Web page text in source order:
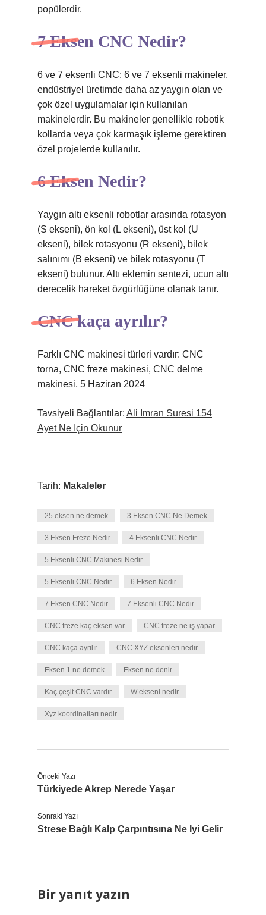
popülerdir.
7 Eksen CNC Nedir?
6 ve 7 eksenli CNC: 6 ve 7 eksenli makineler,
endüstriyel üretimde daha az yaygın olan ve
çok özel uygulamalar için kullanılan
makinelerdir. Bu makineler genellikle robotik
kollarda veya çok karmaşık işleme gerektiren
özel projelerde kullanılır.
6 Eksen Nedir?
Yaygın altı eksenli robotlar arasında rotasyon
(S ekseni), ön kol (L ekseni), üst kol (U
ekseni), bilek rotasyonu (R ekseni), bilek
salınımı (B ekseni) ve bilek rotasyonu (T
ekseni) bulunur. Altı eklemin sentezi, ucun altı
derecelik hareket özgürlüğüne olanak tanır.
CNC kaça ayrılır?
Farklı CNC makinesi türleri vardır: CNC
torna, CNC freze makinesi, CNC delme
makinesi, 5 Haziran 2024
Tavsiyeli Bağlantılar: Ali Imran Suresi 154
Ayet Ne Için Okunur
Tarih: Makaleler
25 eksen ne demek 3 Eksen CNC Ne Demek
3 Eksen Freze Nedir 4 Eksenli CNC Nedir
5 Eksenli CNC Makinesi Nedir
5 Eksenli CNC Nedir 6 Eksen Nedir
7 Eksen CNC Nedir 7 Eksenli CNC Nedir
CNC freze kaç eksen var CNC freze ne iş yapar
CNC kaça ayrılır CNC XYZ eksenleri nedir
Eksen 1 ne demek Eksen ne denir
Kaç çeşit CNC vardır W ekseni nedir
Xyz koordinatları nedir
Önceki Yazı
Türkiyede Akrep Nerede Yaşar
Sonraki Yazı
Strese Bağlı Kalp Çarpıntısına Ne Iyi Gelir
Bir yanıt yazın